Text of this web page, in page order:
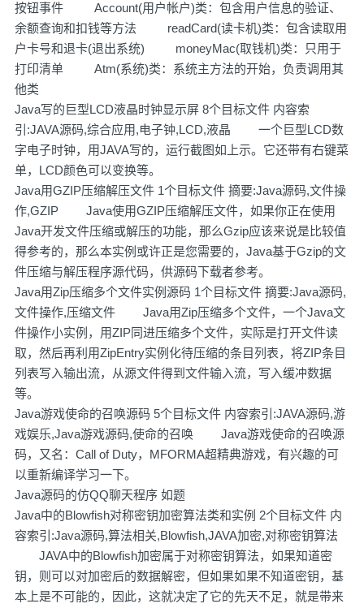
按钮事件 Account(用户帐户)类：包含用户信息的验证、
余额查询和扣钱等方法 readCard(读卡机)类：包含读取用
户卡号和退卡(退出系统) moneyMac(取钱机)类：只用于
打印清单 Atm(系统)类：系统主方法的开始，负责调用其
他类
Java写的巨型LCD液晶时钟显示屏 8个目标文件 内容索
引:JAVA源码,综合应用,电子钟,LCD,液晶 一个巨型LCD数
字电子时钟，用JAVA写的，运行截图如上示。它还带有右键菜
单，LCD颜色可以变换等。
Java用GZIP压缩解压文件 1个目标文件 摘要:Java源码,文件操
作,GZIP Java使用GZIP压缩解压文件，如果你正在使用
Java开发文件压缩或解压的功能，那么Gzip应该来说是比较值
得参考的，那么本实例或许正是您需要的，Java基于Gzip的文
件压缩与解压程序源代码，供源码下载者参考。
Java用Zip压缩多个文件实例源码 1个目标文件 摘要:Java源码,
文件操作,压缩文件 Java用Zip压缩多个文件，一个Java文
件操作小实例，用ZIP同进压缩多个文件，实际是打开文件读
取，然后再利用ZipEntry实例化待压缩的条目列表，将ZIP条目
列表写入输出流，从源文件得到文件输入流，写入缓冲数据
等。
Java游戏使命的召唤源码 5个目标文件 内容索引:JAVA源码,游
戏娱乐,Java游戏源码,使命的召唤 Java游戏使命的召唤源
码，又名：Call of Duty，MFORMA超精典游戏，有兴趣的可
以重新编译学习一下。
Java源码的仿QQ聊天程序 如题
Java中的Blowfish对称密钥加密算法类和实例 2个目标文件 内
容索引:Java源码,算法相关,Blowfish,JAVA加密,对称密钥算法
JAVA中的Blowfish加密属于对称密钥算法，如果知道密
钥，则可以对加密后的数据解密，但如果如果不知道密钥，基
本上是不可能的，因此，这就决定了它的先天不足，就是带来